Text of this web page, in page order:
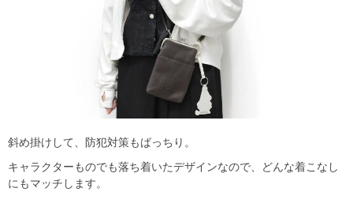
斜め掛けして、防犯対策もばっちり。
キャラクターものでも落ち着いたデザインなので、どんな着こなし
にもマッチします。